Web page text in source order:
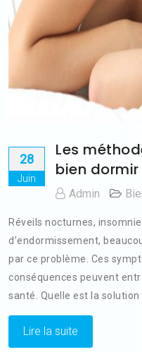
28
Juin
Les
bien dormir
Admin
Réveils nocturnes,
d’endormissement,
par ce problème. Ces
conséquences peuvent
santé. Quelle est la solution
Lire la suite